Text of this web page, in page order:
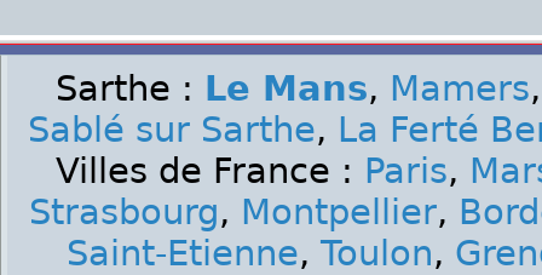
Sarthe : Le Mans, Mamers
Sablé sur Sarthe, La Ferté
Villes de France : Paris,
Strasbourg, Montpellier,
Saint-Etienne, Toulon,